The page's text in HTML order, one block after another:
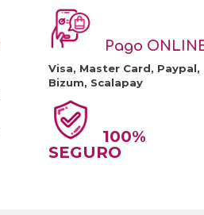
Pago
Visa, Master Card, Paypal,
Bizum, Scalapay
100%
SEGURO